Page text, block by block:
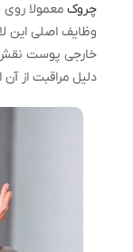
چروک معمولا
وظایف اصلی این
خارجی پوست نقش
دلیل مراقبت از